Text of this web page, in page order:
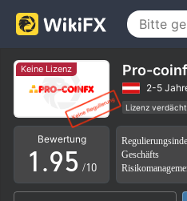
Keine Lizenz Pro-
2-5
Lizenz
Hohes
Bewertung
0
1
2
.
5
6
7
8
9
1
2
3
4
5
6
/10
Geschäfts